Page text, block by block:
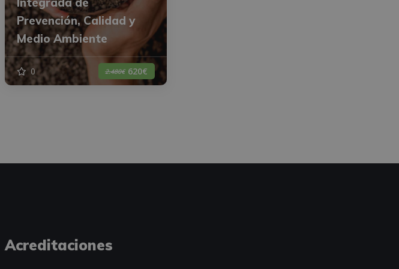
Prevención, Calidad y
Medio Ambiente
0 2.480€ 620€
Acreditaciones